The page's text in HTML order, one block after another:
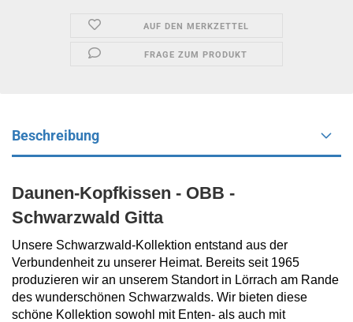
AUF DEN MERKZETTEL
FRAGE ZUM PRODUKT
Beschreibung
Daunen-Kopfkissen - OBB -
Schwarzwald Gitta
Unsere Schwarzwald-Kollektion entstand aus der
Verbundenheit zu unserer Heimat. Bereits seit 1965
produzieren wir an unserem Standort in Lörrach am Rande
des wunderschönen Schwarzwalds. Wir bieten diese
schöne Kollektion sowohl mit Enten- als auch mit